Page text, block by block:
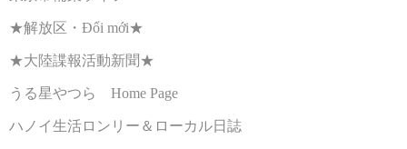
★解放区・Đổi mới★
★大陸諜報活動新聞★
うる星やつら Home Page
ハノイ生活ロンリー＆ローカル日誌